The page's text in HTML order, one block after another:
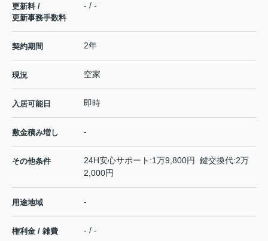
更新料 /
更新事務手数料
- / -
契約期間 2年
現況 空家
入居可能日 即時
敷金積み増し -
その他条件
24H安心サポート:1万9,800円 鍵交換代:2万
2,000円
用途地域 -
権利金 / 雑費 - / -